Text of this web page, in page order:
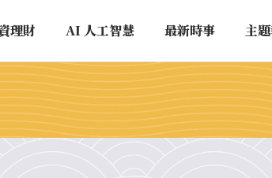
理財 AI 人工智慧 最新時事 主